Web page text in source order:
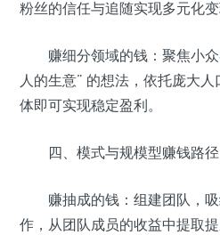
粉丝的信任与追随实现多元化
赚细分领域的钱：聚焦小众
人的生意” 的想法，依托庞大
体即可实现稳定盈利。
四、模式与规模型赚钱路径
赚抽成的钱：组建团队，吸
作，从团队成员的收益中提取